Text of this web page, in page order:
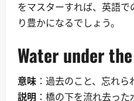
をマスターすれば、英語
り豊かになるでしょう。
Water under
意味 ：過去のこと、忘れら
説明 ：橋の下を流れ去っ